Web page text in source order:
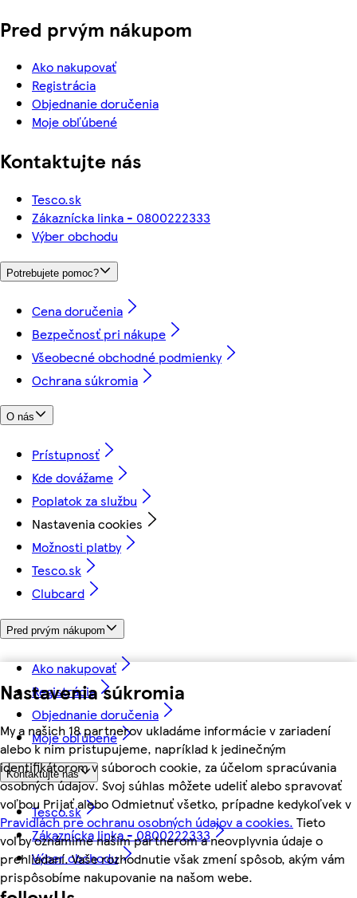
Nastavenia súkromia
My a našich 18 partnerov ukladáme informácie v zariadení
alebo k nim pristupujeme, napríklad k jedinečným
identifikátorom v súboroch cookie, za účelom spracúvania
osobných údajov. Svoj súhlas môžete udeliť alebo spravovať
voľbou Prijať alebo Odmietnuť všetko, prípadne kedykoľvek v
Pravidlách pre ochranu osobných údajov a cookies. Tieto
voľby oznámime našim partnerom a neovplyvnia údaje o
prehliadaní. Vaše rozhodnutie však zmení spôsob, akým vám
prispôsobíme nakupovanie na našom webe.
Pred prvým nákupom
Ako nakupovať
Registrácia
Objednanie doručenia
Moje obľúbené
Kontaktujte nás
Tesco.sk
Zákaznícka linka - 0800222333
Výber obchodu
Potrebujete pomoc?
Cena doručenia
Bezpečnosť pri nákupe
Všeobecné obchodné podmienky
Ochrana súkromia
O nás
Prístupnosť
Kde dovážame
Poplatok za službu
Nastavenia cookies
Možnosti platby
Tesco.sk
Clubcard
Pred prvým nákupom
Ako nakupovať
Registrácia
Objednanie doručenia
Moje obľúbené
Kontaktujte nás
Tesco.sk
Zákaznícka linka - 0800222333
Výber obchodu